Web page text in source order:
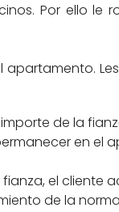
Por ello le
de la
en el
el cliente
de la